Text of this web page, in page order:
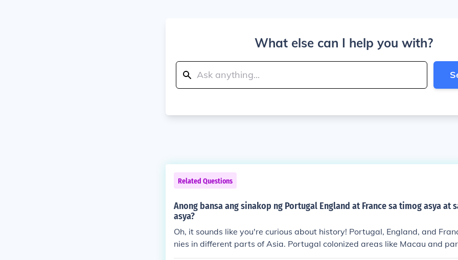
What else can I help you with?
Related Questions
Anong bansa ang sinakop ng Portugal England at France sa timog asya at
asya?
Oh, it sounds like you're curious about history! Portugal, England, and
nies in different parts of Asia. Portugal colonized areas like Macau and
ile England had colonies in India and Singapore. France, on the other